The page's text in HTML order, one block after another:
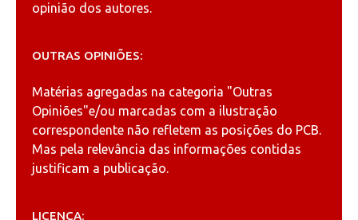
opinião dos autores.
OUTRAS OPINIÕES:
Matérias agregadas na categoria "Outras
Opiniões"e/ou marcadas com a ilustração
correspondente não refletem as posições do PCB.
Mas pela relevância das informações contidas
justificam a publicação.
LICENÇA: